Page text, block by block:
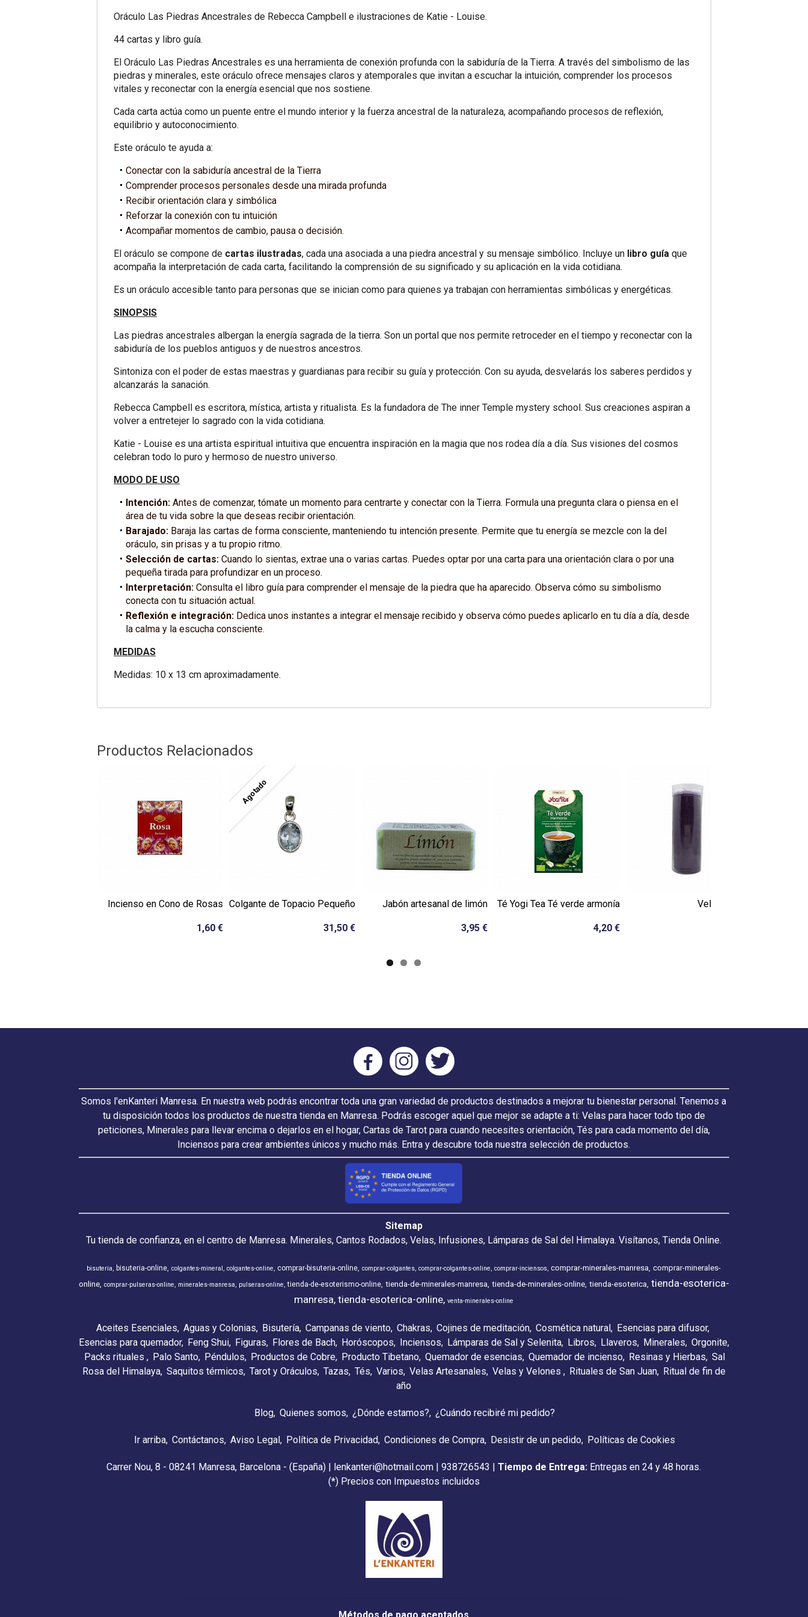
Oráculo Las Piedras Ancestrales de Rebecca Campbell e ilustraciones de Katie - Louise.
44 cartas y libro guía.
El Oráculo Las Piedras Ancestrales es una herramienta de conexión profunda con la sabiduría de la Tierra. A través del simbolismo de las
piedras y minerales, este oráculo ofrece mensajes claros y atemporales que invitan a escuchar la intuición, comprender los procesos
vitales y reconectar con la energía esencial que nos sostiene.
Cada carta actúa como un puente entre el mundo interior y la fuerza ancestral de la naturaleza, acompañando procesos de reflexión,
equilibrio y autoconocimiento.
Este oráculo te ayuda a:
Conectar con la sabiduría ancestral de la Tierra
Comprender procesos personales desde una mirada profunda
Recibir orientación clara y simbólica
Reforzar la conexión con tu intuición
Acompañar momentos de cambio, pausa o decisión.
El oráculo se compone de cartas ilustradas, cada una asociada a una piedra ancestral y su mensaje simbólico. Incluye un libro guía que
acompaña la interpretación de cada carta, facilitando la comprensión de su significado y su aplicación en la vida cotidiana.
Es un oráculo accesible tanto para personas que se inician como para quienes ya trabajan con herramientas simbólicas y energéticas.
SINOPSIS
Las piedras ancestrales albergan la energía sagrada de la tierra. Son un portal que nos permite retroceder en el tiempo y reconectar con la
sabiduría de los pueblos antiguos y de nuestros ancestros.
Sintoniza con el poder de estas maestras y guardianas para recibir su guía y protección. Con su ayuda, desvelarás los saberes perdidos y
alcanzarás la sanación.
Rebecca Campbell es escritora, mística, artista y ritualista. Es la fundadora de The inner Temple mystery school. Sus creaciones aspiran a
volver a entretejer lo sagrado con la vida cotidiana.
Katie - Louise es una artista espiritual intuitiva que encuentra inspiración en la magia que nos rodea día a día. Sus visiones del cosmos
celebran todo lo puro y hermoso de nuestro universo.
MODO DE USO
Intención:Antes de comenzar, tómate un momento para centrarte y conectar con la Tierra. Formula una pregunta clara o piensa en el
área de tu vida sobre la que deseas recibir orientación.
Barajado: Baraja las cartas de forma consciente, manteniendo tu intención presente. Permite que tu energía se mezcle con la del
oráculo, sin prisas y a tu propio ritmo.
Selección de cartas: Cuando lo sientas, extrae una o varias cartas. Puedes optar por una carta para una orientación clara o por una
pequeña tirada para profundizar en un proceso.
Interpretación: Consulta el libro guía para comprender el mensaje de la piedra que ha aparecido. Observa cómo su simbolismo
conecta con tu situación actual.
Reflexión e integración: Dedica unos instantes a integrar el mensaje recibido y observa cómo puedes aplicarlo en tu día a día, desde
la calma y la escucha consciente.
MEDIDAS
Medidas: 10 x 13 cm aproximadamente.
Productos Relacionados
Incienso en Cono de Rosas
1,60 €
Agotado
Colgante de Topacio Pequeño
31,50 €
Jabón artesanal de limón
3,95 €
Té Yogi Tea Té verde armonía
4,20 €
Velón violeta
Somos l'enKanteri Manresa. En nuestra web podrás encontrar toda una gran variedad de productos destinados a mejorar tu bienestar personal. Tenemos a
tu disposición todos los productos de nuestra tienda en Manresa. Podrás escoger aquel que mejor se adapte a ti: Velas para hacer todo tipo de
peticiones, Minerales para llevar encima o dejarlos en el hogar, Cartas de Tarot para cuando necesites orientación, Tés para cada momento del día,
Inciensos para crear ambientes únicos y mucho más. Entra y descubre toda nuestra selección de productos.
Sitemap
Tu tienda de confianza, en el centro de Manresa. Minerales, Cantos Rodados, Velas, Infusiones, Lámparas de Sal del Himalaya. Visítanos, Tienda Online.
bisuteria bisuteria-online colgantes-mineral colgantes-online comprar-bisuteria-online comprar-colgantes comprar-colgantes-online comprar-inciensos comprar-minerales-manresa comprar-minerales-
online comprar-pulseras-online minerales-manresa pulseras-online tienda-de-esoterismo-online tienda-de-minerales-manresa tienda-de-minerales-online tienda-esoterica tienda-esoterica-
manresa tienda-esoterica-online venta-minerales-online
Aceites Esenciales Aguas y Colonias Bisutería Campanas de viento Chakras Cojines de meditación Cosmética natural Esencias para difusor
Esencias para quemador Feng Shui Figuras Flores de Bach Horóscopos Inciensos Lámparas de Sal y Selenita Libros Llaveros Minerales Orgonite
Packs rituales Palo Santo Péndulos Productos de Cobre Producto Tibetano Quemador de esencias Quemador de incienso Resinas y Hierbas Sal
Rosa del Himalaya Saquitos térmicos Tarot y Oráculos Tazas Tés Varios Velas Artesanales Velas y Velones Rituales de San Juan Ritual de fin de
año
Blog Quienes somos ¿Dónde estamos? ¿Cuándo recibiré mi pedido?
Ir arriba Contáctanos Aviso Legal Política de Privacidad Condiciones de Compra Desistir de un pedido Políticas de Cookies
Carrer Nou, 8 - 08241 Manresa, Barcelona - (España) | lenkanteri@hotmail.com |938726543 |Tiempo de Entrega: Entregas en 24 y 48 horas.
(*) Precios con Impuestos incluidos